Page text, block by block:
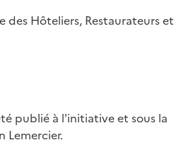
des Hôteliers, Restaurateurs et
publié à l'initiative et sous la
Lemercier.